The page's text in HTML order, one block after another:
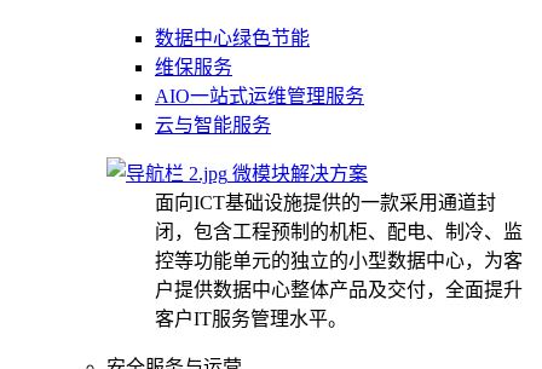
数据中心绿色节能
维保服务
AIO一站式运维管理服务
云与智能服务
微模块解决方案
面向ICT基础设施提供的一款采用通道封
闭，包含工程预制的机柜、配电、制冷、监
控等功能单元的独立的小型数据中心，为客
户提供数据中心整体产品及交付，全面提升
客户IT服务管理水平。